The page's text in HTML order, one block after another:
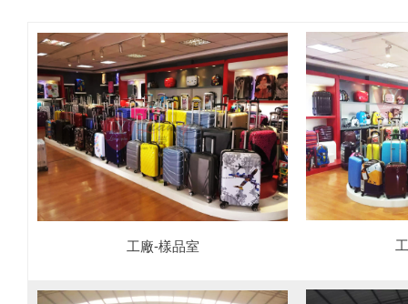
工廠-樣品室